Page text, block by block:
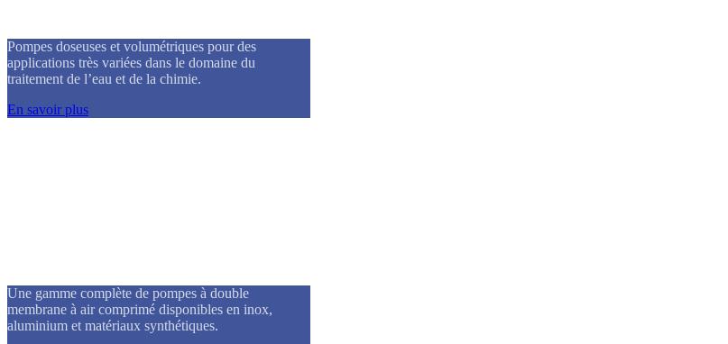
Pompes doseuses et volumétriques pour des
applications très variées dans le domaine du
traitement de l’eau et de la chimie.
En savoir plus
Une gamme complète de pompes à double
membrane à air comprimé disponibles en inox,
aluminium et matériaux synthétiques.